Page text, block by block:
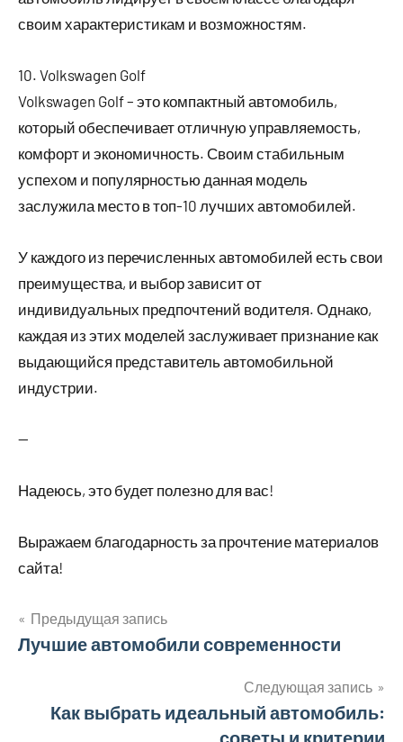
своим характеристикам и возможностям.
10. Volkswagen Golf
Volkswagen Golf – это компактный автомобиль,
который обеспечивает отличную управляемость,
комфорт и экономичность. Своим стабильным
успехом и популярностью данная модель
заслужила место в топ-10 лучших автомобилей.
У каждого из перечисленных автомобилей есть свои
преимущества, и выбор зависит от
индивидуальных предпочтений водителя. Однако,
каждая из этих моделей заслуживает признание как
выдающийся представитель автомобильной
индустрии.
—
Надеюсь, это будет полезно для вас!
Выражаем благодарность за прочтение материалов
сайта!
Навигация
записям
Предыдущая запись
Лучшие автомобили современности
Следующая запись
Как выбрать идеальный автомобиль:
советы и критерии